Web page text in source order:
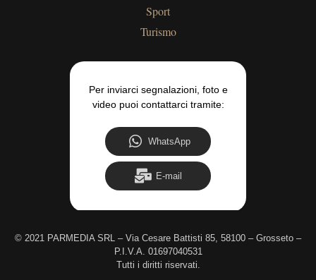
Sport
Turismo
Per inviarci segnalazioni, foto e
video puoi contattarci tramite:
WhatsApp
E-mail
© 2021 PARMEDIA SRL – Via Cesare Battisti 85, 58100 – Grosseto –
P.I.V.A. 01697040531
Tutti i diritti riservati.